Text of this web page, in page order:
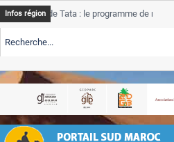
Infos région
de Tata : le programme de rehabilitation
TSGJB Tourisme : l’ONMT renforce
TSGJB Tourisme au Maroc : Transavia